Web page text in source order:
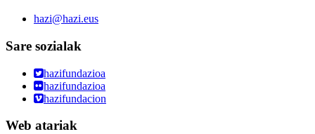
hazi@hazi.eus
Sare sozialak
hazifundazioa
hazifundazioa
hazifundacion
Web atariak